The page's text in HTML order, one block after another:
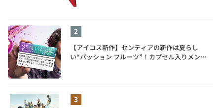
【アイコス新作】センティアの新作は夏らし
い“パッション フルーツ”！カプセル入りメンソ